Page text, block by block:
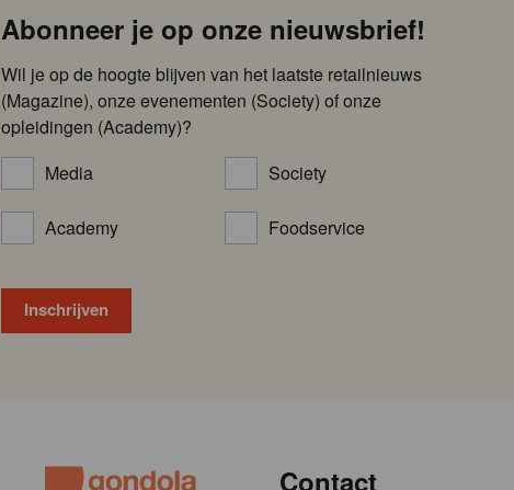
Abonneer je op onze nieuwsbrief!
Wil je op de hoogte blijven van het laatste retailnieuws
(Magazine), onze evenementen (Society) of onze
opleidingen (Academy)?
Media
Society
Academy Foodservice
Contact